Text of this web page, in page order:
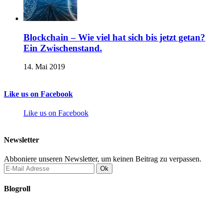
Blockchain – Wie viel hat sich bis jetzt getan?
Ein Zwischenstand.
14. Mai 2019
Like us on Facebook
Like us on Facebook
Newsletter
Abboniere unseren Newsletter, um keinen Beitrag zu verpassen.
Blogroll